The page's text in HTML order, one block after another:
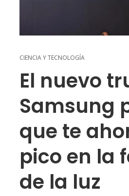
CIENCIA Y TECNOLOGÍA
El nuevo
Samsung
que te
pico en la
de la luz